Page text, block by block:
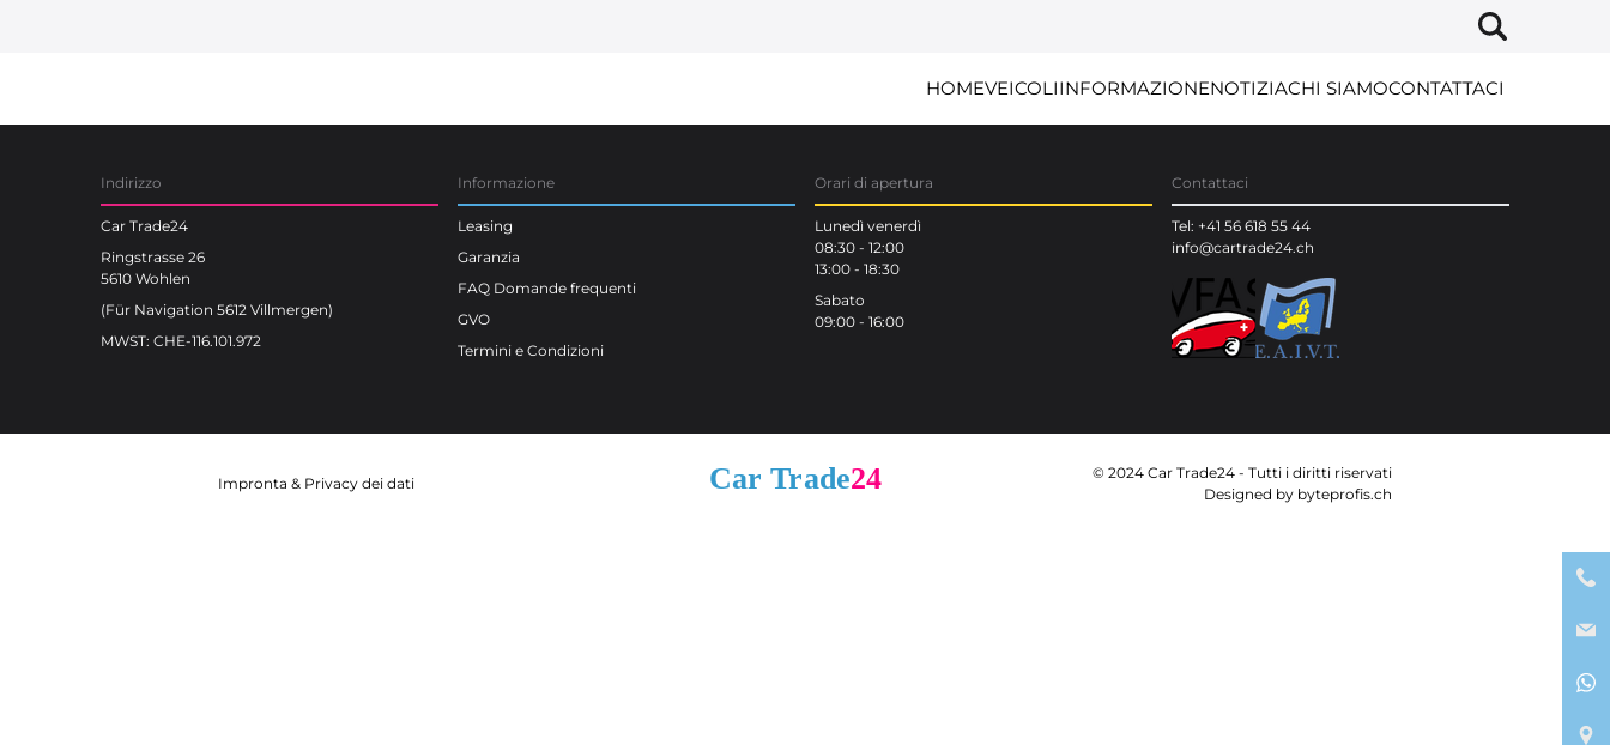
HOMEVEICOLIINFORMAZIONENOTIZIACHI SIAMOCONTATTACI
Indirizzo
Car Trade24
Ringstrasse 26
5610 Wohlen
(Für Navigation 5612 Villmergen)
MWST: CHE-116.101.972
Informazione
Leasing
Garanzia
FAQ Domande frequenti
GVO
Termini e Condizioni
Orari di apertura
Lunedì venerdì
08:30 - 12:00
13:00 - 18:30
Sabato
09:00 - 16:00
Contattaci
Tel: +41 56 618 55 44
info@cartrade24.ch
Impronta & Privacy dei dati
© 2024 Car Trade24 - Tutti i diritti riservati
Designed by byteprofis.ch